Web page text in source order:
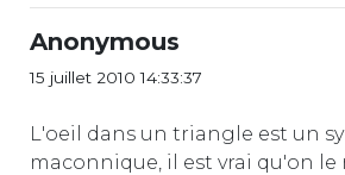
Anonymous
15 juillet 2010 14:33:37
L'oeil dans un triangle est un
maconnique, il est vrai qu'on le